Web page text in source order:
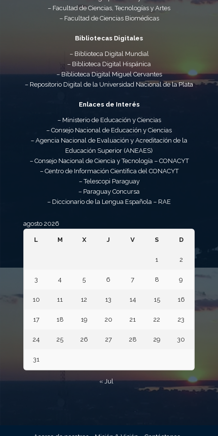
– Facultad de Ciencias, Tecnologías y Artes
– Facultad de Ciencias Biomédicas
Bibliotecas Digitales
– Biblioteca Digital Mundial
– Biblioteca Digital Hispánica
– Biblioteca Digital Miguel Cervantes
– Repositorio Digital de la Universidad Nacional de la Plata
Enlaces de Interés
– Ministerio de Educación y Ciencias
– Consejo Nacional de Educación y Ciencias
– Agencia Nacional de Evaluación y Acreditación de la
Educación Superior (ANEAES)
– Consejo Nacional de Ciencia y Tecnología – CONACYT
– Centro de Información Científica del CONACYT
– Telescopi Paraguay
– Paraguay Concursa
– Diccionario de la Lengua Española – RAE
agosto 2026
L M X J V S D
1 2
3 4 5 6 7 8 9
10 11 12 13 14 15 16
17 18 19 20 21 22 23
24 25 26 27 28 29 30
31
« Jul